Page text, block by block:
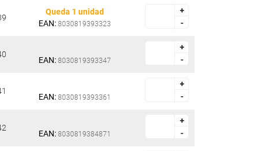
Queda 1 unidad
EAN: 8030819393323
+
-
+
-
EAN: 8030819393347
+
-
+
-
EAN: 8030819393361
+
-
+
-
EAN: 8030819384871
+
-
+
-